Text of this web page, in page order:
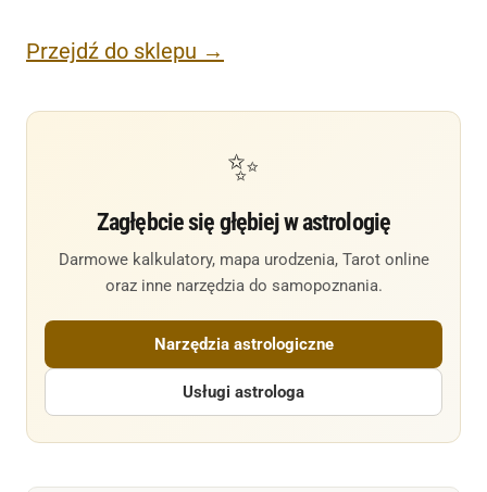
Przejdź do sklepu →
✨
Zagłębcie się głębiej w astrologię
Darmowe kalkulatory, mapa urodzenia, Tarot online
oraz inne narzędzia do samopoznania.
Narzędzia astrologiczne
Usługi astrologa